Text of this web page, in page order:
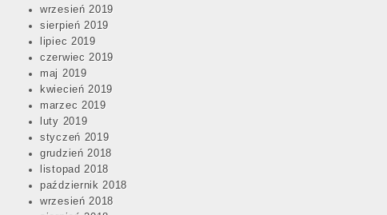
wrzesień 2019
sierpień 2019
lipiec 2019
czerwiec 2019
maj 2019
kwiecień 2019
marzec 2019
luty 2019
styczeń 2019
grudzień 2018
listopad 2018
październik 2018
wrzesień 2018